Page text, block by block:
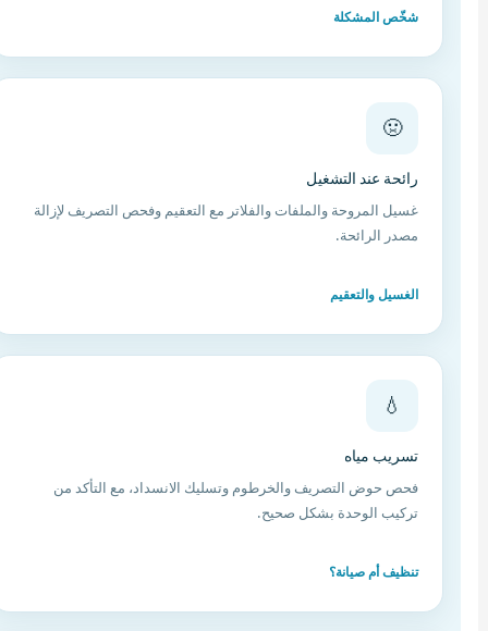
شخّص المشكلة
🤢
رائحة عند التشغيل
غسيل المروحة والملفات والفلاتر مع التعقيم وفحص التصريف لإزالة
مصدر الرائحة.
الغسيل والتعقيم
💧
تسريب مياه
فحص حوض التصريف والخرطوم وتسليك الانسداد، مع التأكد من
تركيب الوحدة بشكل صحيح.
تنظيف أم صيانة؟